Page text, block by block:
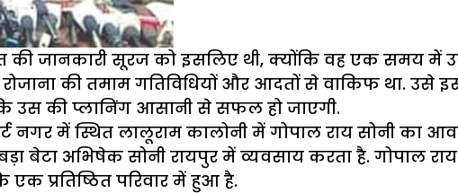
की जानकारी सूरज को इसलिए थी, क्योंकि वह एक समय में
की तमाम गतिविधियों और आदतों से वाकिफ था. उसे
उस की प्लानिंग आसानी से सफल हो जाएगी.
नगर में स्थित लालूराम कालोनी में गोपाल राय सोनी का
बेटा अभिषेक सोनी रायपुर में व्यवसाय करता है. गोपाल
एक प्रतिष्ठित परिवार में हुआ है.